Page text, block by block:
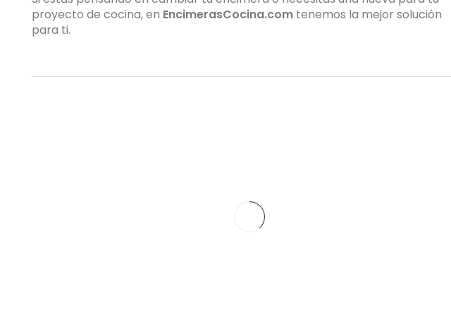
proyecto de cocina, en EncimerasCocina.com tenemos la mejor solución
para ti.